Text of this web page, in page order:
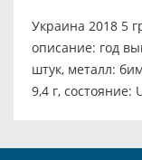
Украина 2018 5
описание: год
штук, металл:
9,4 г, состояние: